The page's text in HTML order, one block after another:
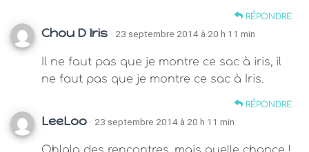
RÉPONDRE
Chou D Iris · 23 septembre 2014 à 20 h 11 min
Il ne faut pas que je montre ce sac à iris, il
ne faut pas que je montre ce sac à Iris.
RÉPONDRE
LeeLoo · 23 septembre 2014 à 20 h 11 min